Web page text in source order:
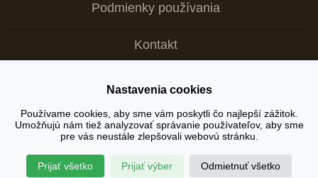
Podmienky používania
Kontakt
Copyright © 2026
+ Tvoja recenzia je dôležitá >
Nastavenia cookies
Používame cookies, aby sme vám poskytli čo najlepší zážitok.
Umožňujú nám tiež analyzovať správanie používateľov, aby sme
pre vás neustále zlepšovali webovú stránku.
Prijať všetko Prijať výber Odmietnuť všetko